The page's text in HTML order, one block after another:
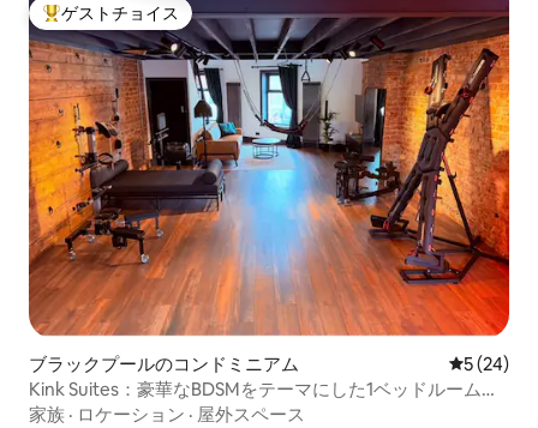
大好評のゲストチョイスです。
ゲストチョイス
ブラックプールのコンドミニアム レビュー
5 (24)
Kink Suites：豪華なBDSMをテーマにした1ベッドルームの
アパート
家族 · ロケーション · 屋外スペース